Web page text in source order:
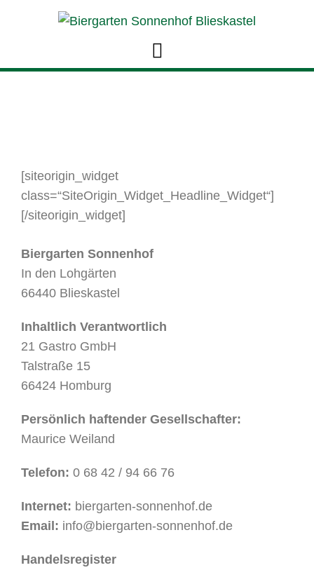
[siteorigin_widget
class=“SiteOrigin_Widget_Headline_Widget“]
[/siteorigin_widget]
Biergarten Sonnenhof
In den Lohgärten
66440 Blieskastel
Inhaltlich Verantwortlich
21 Gastro GmbH
Talstraße 15
66424 Homburg
Persönlich haftender Gesellschafter:
Maurice Weiland
Telefon: 0 68 42 / 94 66 76
Internet: biergarten-sonnenhof.de
Email: info@biergarten-sonnenhof.de
Handelsregister